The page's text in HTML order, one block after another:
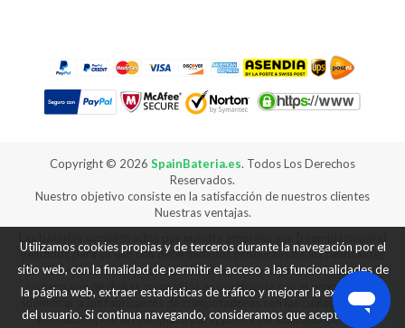
Copyright © 2026 SpainBateria.es. Todos Los Derechos
Reservados.
Nuestro objetivo consiste en la satisfacción de nuestros clientes
Nuestras ventajas.
vendidos para su uso con determinados productos de los fabricantes
de ordenadores, y cualquier referencia a productos o marcas
comerciales de dichas compañías es puramente con el propósito de
identificar a los fabricantes de computadoras con las cuales nuestros
productos [son el reemplazo para] puede ser utilizado. Nuestra
Utilizamos cookies propias y de terceros durante la navegación por el
sitio web, con la finalidad de permitir el acceso a las funcionalidades de
la página web, extraer estadísticas de tráfico y mejorar la experiencia
del usuario. Si continua navegando, consideramos que acepta su uso.